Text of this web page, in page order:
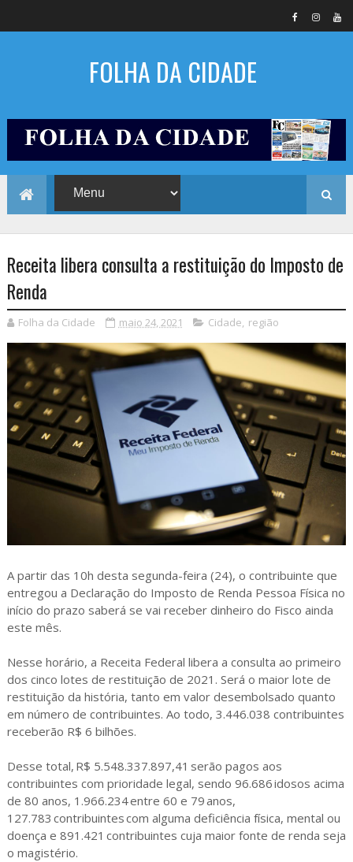
FOLHA DA CIDADE
Receita libera consulta a restituição do Imposto de
Renda
Folha da Cidade maio 24, 2021 Cidade, região
A partir das 10h desta segunda-feira (24), o contribuinte que
entregou a Declaração do Imposto de Renda Pessoa Física no
início do prazo saberá se vai receber dinheiro do Fisco ainda
este mês.
Nesse horário, a Receita Federal libera a consulta ao primeiro
dos cinco lotes de restituição de 2021. Será o maior lote de
restituição da história, tanto em valor desembolsado quanto
em número de contribuintes. Ao todo, 3.446.038 contribuintes
receberão R$ 6 bilhões.
Desse total, R$ 5.548.337.897,41 serão pagos aos
contribuintes com prioridade legal, sendo 96.686 idosos acima
de 80 anos, 1.966.234 entre 60 e 79 anos,
127.783 contribuintes com alguma deficiência física, mental ou
doença e 891.421 contribuintes cuja maior fonte de renda seja
o magistério.